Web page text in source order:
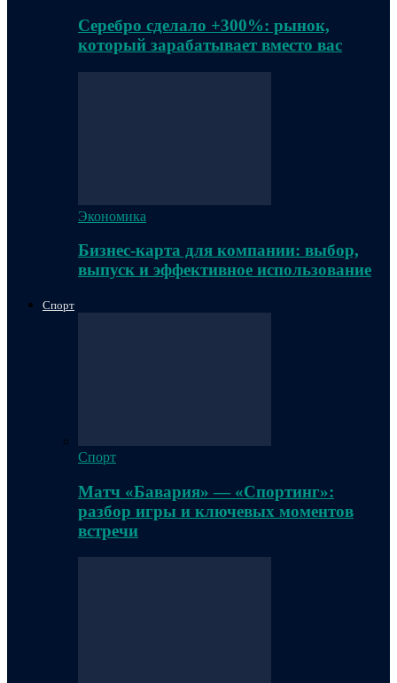
Серебро сделало +300%: рынок,
который зарабатывает вместо вас
Экономика
Бизнес-карта для компании: выбор,
выпуск и эффективное использование
Спорт
Спорт
Матч «Бавария» — «Спортинг»:
разбор игры и ключевых моментов
встречи